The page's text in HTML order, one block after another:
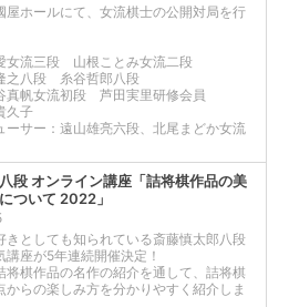
屋ホールにて、女流棋士の公開対局を行
女流三段 山根ことみ女流二段
之八段 糸谷哲郎八段
真帆女流初段 芦田実里研修会員
久子
ーサー：遠山雄亮六段、北尾まどか女流
段 オンライン講座「詰将棋作品の美
ついて 2022」
きとしても知られている斎藤慎太郎八段
講座が5年連続開催決定！
将棋作品の名作の紹介を通して、詰将棋
からの楽しみ方を分かりやすく紹介しま